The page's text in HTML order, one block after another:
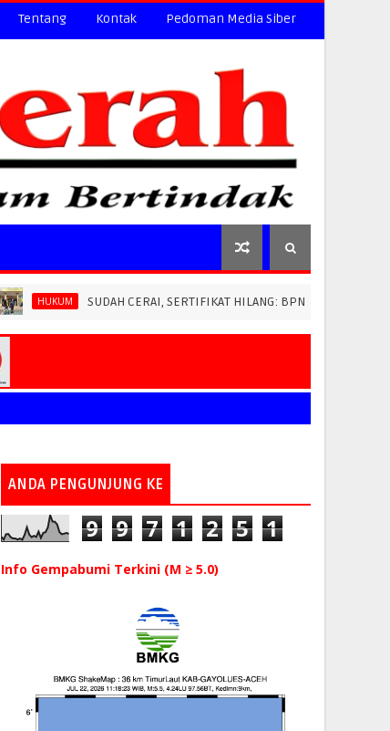
Tentang Kontak Pedoman Media Siber
SUDAH CERAI, SERTIFIKAT HILANG: BPN PAREPARE DITUDUH
ANDA PENGUNJUNG KE
9 9 7 1 2 5 1
Info Gempabumi Terkini (M ≥ 5.0)